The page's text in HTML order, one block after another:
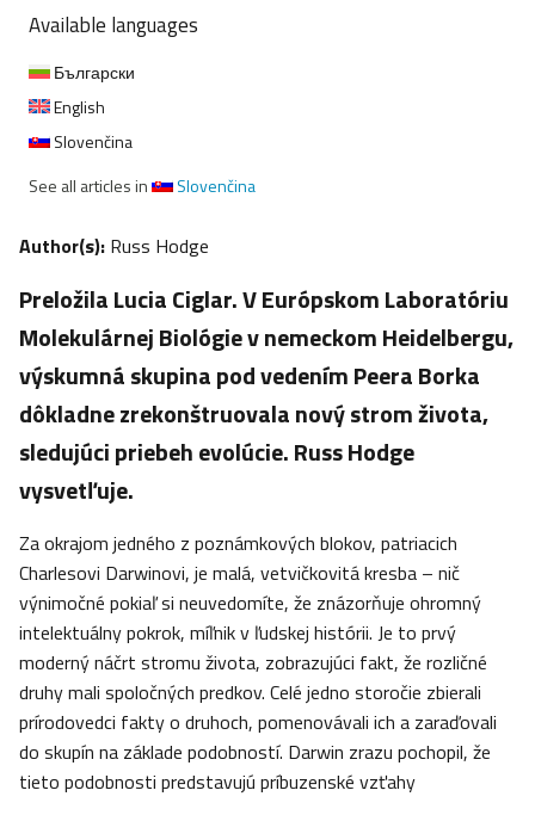
Available languages
Български
English
Slovenčina
See all articles in
Slovenčina
Author(s): Russ Hodge
Preložila Lucia Ciglar. V Európskom Laboratóriu
Molekulárnej Biológie v nemeckom Heidelbergu,
výskumná skupina pod vedením Peera Borka
dôkladne zrekonštruovala nový strom života,
sledujúci priebeh evolúcie. Russ Hodge
vysvetľuje.
Za okrajom jedného z poznámkových blokov, patriacich
Charlesovi Darwinovi, je malá, vetvičkovitá kresba – nič
výnimočné pokiaľ si neuvedomíte, že znázorňuje ohromný
intelektuálny pokrok, míľnik v ľudskej histórii. Je to prvý
moderný náčrt stromu života, zobrazujúci fakt, že rozličné
druhy mali spoločných predkov. Celé jedno storočie zbierali
prírodovedci fakty o druhoch, pomenovávali ich a zaraďovali
do skupín na základe podobností. Darwin zrazu pochopil, že
tieto podobnosti predstavujú príbuzenské vzťahy